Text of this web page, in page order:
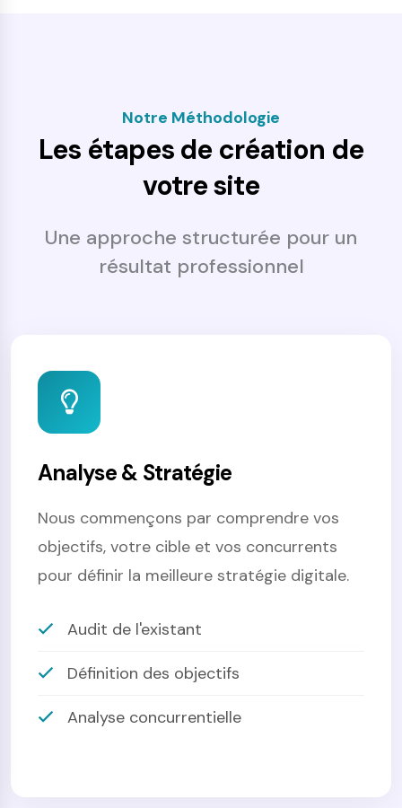
Notre Méthodologie
Les étapes de création de
votre site
Une approche structurée pour un
résultat professionnel
Analyse & Stratégie
Nous commençons par comprendre vos
objectifs, votre cible et vos concurrents
pour définir la meilleure stratégie digitale.
Audit de l'existant
Définition des objectifs
Analyse concurrentielle